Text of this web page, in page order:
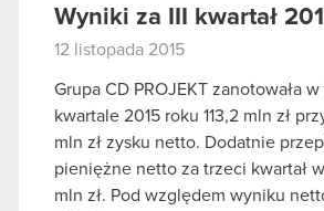
Wyniki za III kwartał
12 listopada 2015
Grupa CD PROJEKT zanotowała
kwartale 2015 roku 113,2 mln zł
mln zł zysku netto. Dodatnie
pieniężne netto za trzeci kwartał
mln zł. Pod względem wyniku